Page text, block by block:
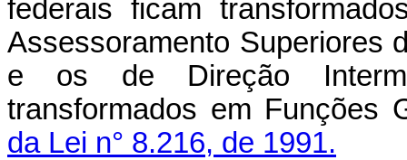
federais ficam
Assessoramento Superiores
e os de Direção
transformados em Funções
da Lei n° 8.216, de 1991.